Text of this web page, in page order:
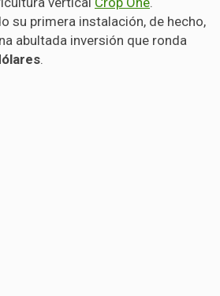
su primera instalación, de hecho,
abultada inversión que ronda
.